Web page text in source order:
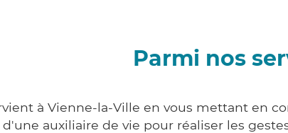
Parmi nos
à Vienne-la-Ville en vous mettant en
d'une auxiliaire de vie pour réaliser les